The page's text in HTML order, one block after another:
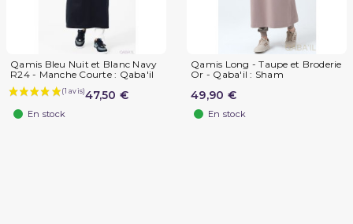
Qamis Bleu Nuit et Blanc Navy
R24 - Manche Courte : Qaba'il
47,50 €
En stock
Qamis Long - Taupe et Broderie
Or - Qaba'il : Sham
49,90 €
En stock